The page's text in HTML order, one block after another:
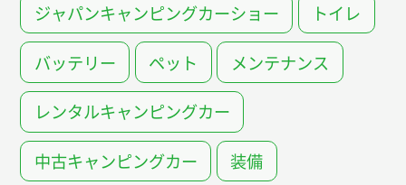
ジャパンキャンピングカーショー トイレ
バッテリー ペット メンテナンス
レンタルキャンピングカー
中古キャンピングカー 装備